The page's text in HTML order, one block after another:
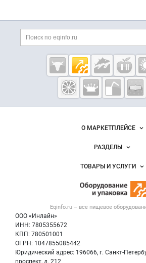
Дополнительная
Cсылки на полезные
Eqinfo.ru —
пищевое
оборудование
и упаковка
Важные разделы и
Eqinfo.ru – все пищевое
ООО «Инлайн»
ИНН: 7805355672
КПП: 780501001
ОГРН: 1047855085442
Юридический адрес: 196066, г. Санкт-
проспект, д. 212
Навигация по сайтуО МАРКЕТПЛЕЙСЕ
Новости Eqinfo.ru
Размещение рекламы
Публичная оферта
Контактная информация
Политика обработки
РАЗДЕЛЫ
Объявления
Вакансии
ТОВАРЫ И УСЛУГИ
Оборудование для
Тара и упаковка
Б/у оборудование